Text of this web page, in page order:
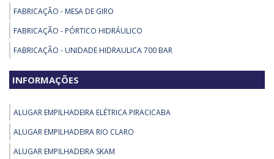
FABRICAÇÃO - MESA DE GIRO
FABRICAÇÃO - PÓRTICO HIDRÁULICO
FABRICAÇÃO - UNIDADE HIDRAULICA 700 BAR
PEÇAS PARA EMPILHADEIRA - BLUE SPOT - FAROL ANTICOLISAO PARA
EMPILHADEIRAS - 24 36 48VDC
INFORMAÇÕES
ALUGAR EMPILHADEIRA ELÉTRICA PIRACICABA
ALUGAR EMPILHADEIRA RIO CLARO
ALUGAR EMPILHADEIRA SKAM